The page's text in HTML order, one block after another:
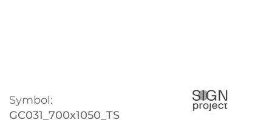
Symbol:
GC031_700x1050_TS